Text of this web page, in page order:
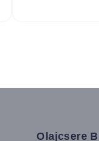
Olajcsere